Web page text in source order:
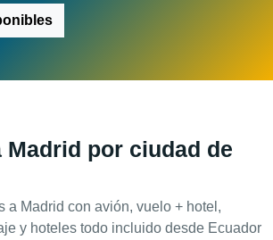
Madrid por ciudad de
a Madrid con avión, vuelo + hotel,
y hoteles todo incluido desde Ecuador